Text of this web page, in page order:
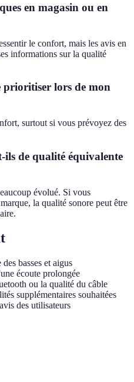
en magasin ou en
le confort, mais les avis en
informations sur la qualité
prioritiser lors de mon
surtout si vous prévoyez des
ils de qualité équivalente
évolué. Si vous
la qualité sonore peut être
basses et aigus
écoute prolongée
ou la qualité du câble
supplémentaires souhaitées
des utilisateurs